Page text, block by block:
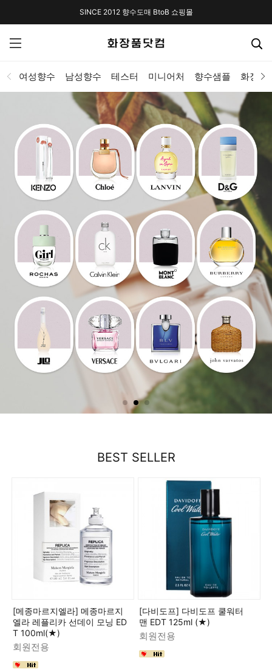
SINCE 2012 향수도매 BtoB 쇼핑몰
여성향수 남성향수 테스터 미니어처 향수샘플 화장품
BEST SELLER
[메종마르지엘라] 메종마르지
엘라 레플리카 선데이 모닝 ED
T 100ml(★)
회원전용
[다비도프] 다비도프 쿨워터
맨 EDT 125ml (★)
회원전용